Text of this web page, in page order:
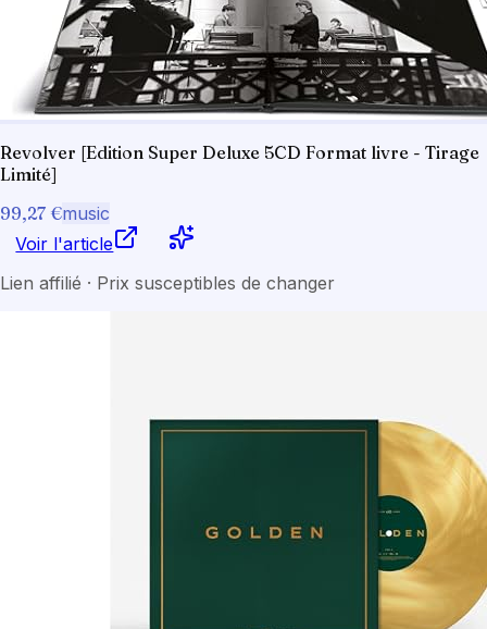
Revolver [Edition Super Deluxe 5CD Format livre - Tirage
Limité]
99,27 €music
Voir l'article
Lien affilié · Prix susceptibles de changer